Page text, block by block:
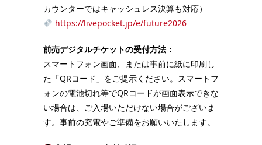
カウンターではキャッシュレス決算も対応）
https://livepocket.jp/e/future2026
前売デジタルチケットの受付方法：
スマートフォン画面、または事前に紙に印刷し
た「QRコード」をご提示ください。スマートフ
ォンの電池切れ等でQRコードが画面表示できな
い場合は、ご入場いただけない場合がございま
す。事前の充電やご準備をお願いいたします。